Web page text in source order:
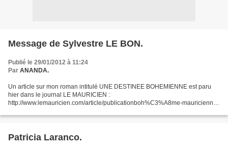
Message de Sylvestre LE BON.
Publié le 29/01/2012 à 11:24
Par ANANDA.
Un article sur mon roman intitulé UNE DESTINEE BOHEMIENNE est paru
hier dans le journal LE MAURICIEN :
http://www.lemauricien.com/article/publicationboh%C3%A8me-mauricienne-
Bellier. Le...
Patricia Laranco.